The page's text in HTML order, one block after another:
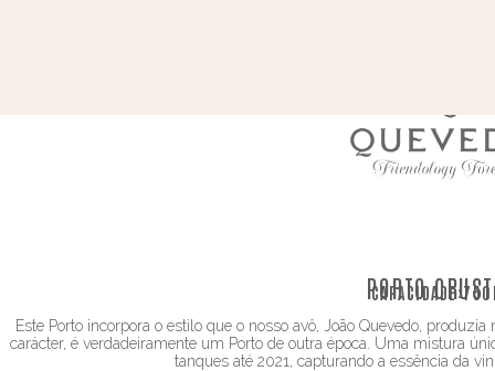
PORTO
CAPACIDADE:
Este Porto incorpora o estilo que o nosso avô, João Quevedo,
carácter, é verdadeiramente um Porto de outra época. Uma mistura
tanques até 2021, capturando a essência da